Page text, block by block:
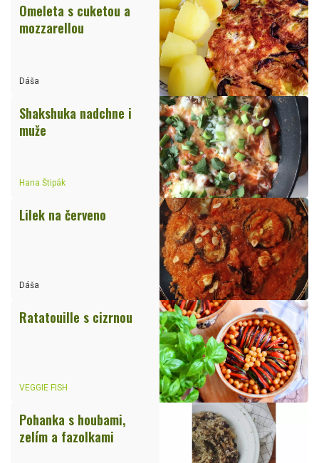
Omeleta s cuketou a
mozzarellou
Dáša
Shakshuka nadchne i
muže
Hana Štipák
Lilek na červeno
Dáša
Ratatouille s cizrnou
VEGGIE FISH
Pohanka s houbami,
zelím a fazolkami